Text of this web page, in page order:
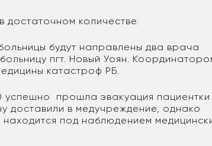
количестве.
будут направлены два врача
пгт. Новый Уоян.
катастроф РБ.
успешно прошла эвакуация пациентки
доставили в медучреждение, однако
под наблюдением